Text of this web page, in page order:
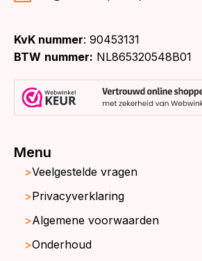
KvK nummer: 90453131
BTW nummer: NL865320548B01
Menu
Veelgestelde vragen
Privacyverklaring
Algemene voorwaarden
Onderhoud